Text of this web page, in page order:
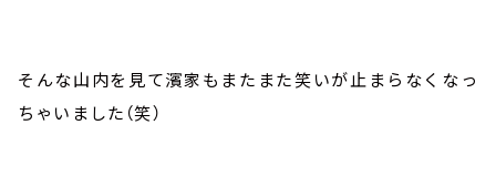
そんな山内を見て濱家もまたまた笑いが止まらなくなっ
ちゃいました（笑）